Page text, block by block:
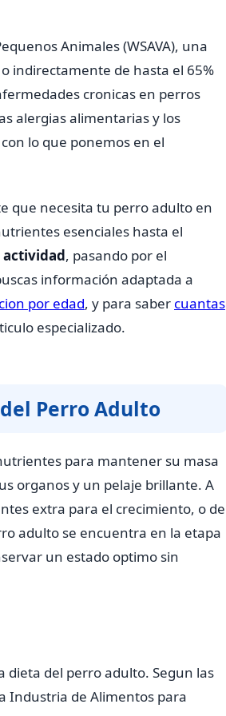
Animales (WSAVA), una
indirectamente de hasta el 65%
cronicas en perros
alergias alimentarias y los
lo que ponemos en el
que necesita tu perro adulto en
esenciales hasta el
actividad, pasando por el
información adaptada a
por edad, y para saber cuantas
especializado.
Perro Adulto
para mantener su masa
organos y un pelaje brillante. A
extra para el crecimiento, o de
adulto se encuentra en la etapa
un estado optimo sin
dieta del perro adulto. Segun las
Industria de Alimentos para